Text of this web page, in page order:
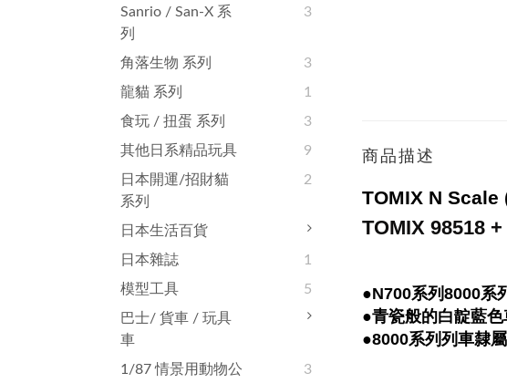
Sanrio / San-X 系
列
3
角落生物 系列
3
龍貓 系列
1
食玩 / 扭蛋 系列
3
其他日系精品玩具
9
日本開運/招財貓
系列
2
日本生活百貨
日本雜誌
1
模型工具
5
巴士/ 貨車 / 玩具
車
1/87 情景用動物公
3
商品描述
TOMIX N Scale
TOMIX 98518
●N700系列8000系
●青瓷般的白靛藍
●8000系列列車隸